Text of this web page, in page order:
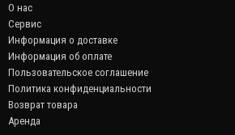
О нас
Сервис
Информация о доставке
Информация об оплате
Пользовательское соглашение
Политика конфиденциальности
Возврат товара
Аренда